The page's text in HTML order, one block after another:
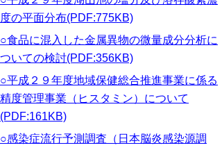
度の平面分布(PDF:775KB)
○食品に混入した金属異物の微量成分分析に
ついての検討(PDF:356KB)
○平成２９年度地域保健総合推進事業に係る
精度管理事業（ヒスタミン）について
(PDF:161KB)
○感染症流行予測調査（日本脳炎感染源調